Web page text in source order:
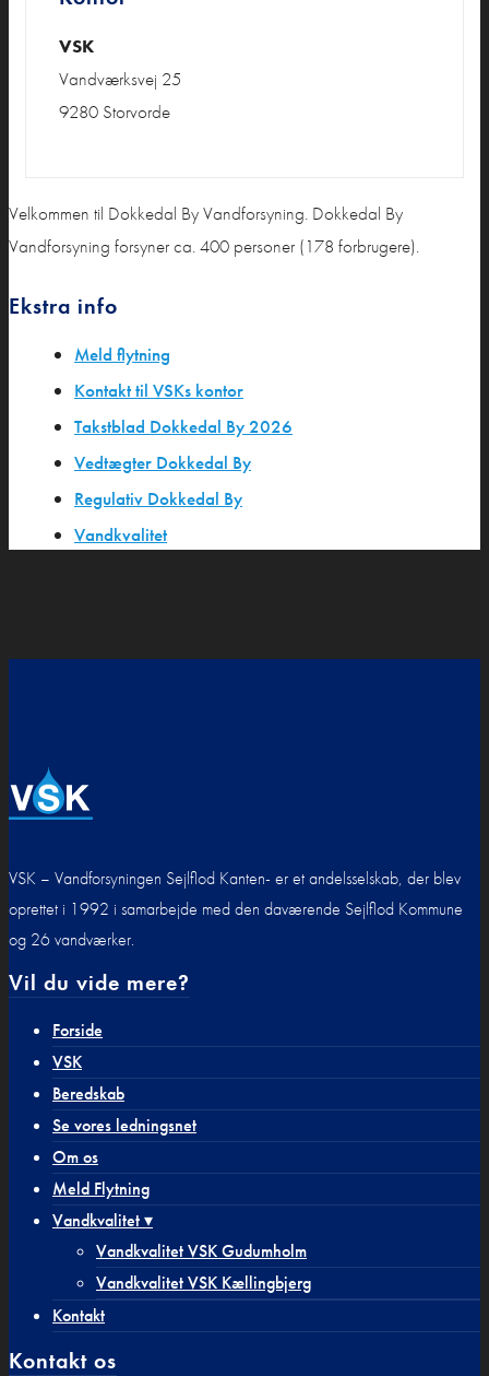
VSK
Vandværksvej 25
9280 Storvorde
Velkommen til Dokkedal By Vandforsyning. Dokkedal By
Vandforsyning forsyner ca. 400 personer (178 forbrugere).
Ekstra info
Meld flytning
Kontakt til VSKs kontor
Takstblad Dokkedal By 2026
Vedtægter Dokkedal By
Regulativ Dokkedal By
Vandkvalitet
VSK – Vandforsyningen Sejlflod Kanten- er et andelsselskab, der blev
oprettet i 1992 i samarbejde med den daværende Sejlflod Kommune
og 26 vandværker.
Vil du vide mere?
Forside
VSK
Beredskab
Se vores ledningsnet
Om os
Meld Flytning
Vandkvalitet ▾
Vandkvalitet VSK Gudumholm
Vandkvalitet VSK Kællingbjerg
Kontakt
Kontakt os